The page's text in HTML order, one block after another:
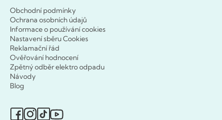
Obchodní podmínky
Ochrana osobních údajů
Informace o používání cookies
Nastavení sběru Cookies
Reklamační řád
Ověřování hodnocení
Zpětný odběr elektro odpadu
Návody
Blog